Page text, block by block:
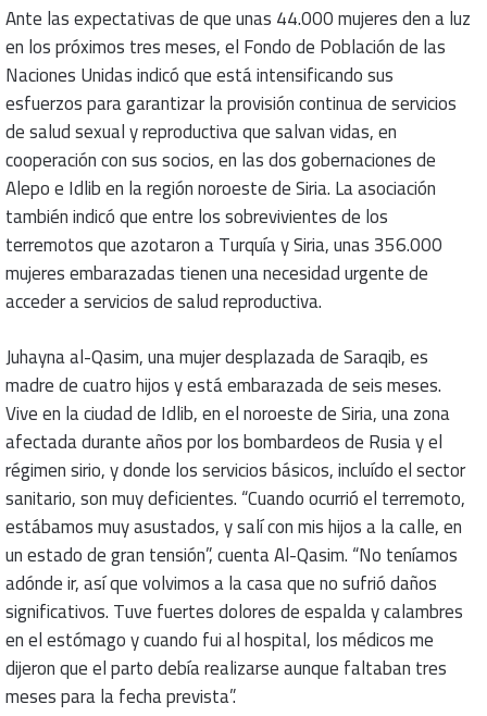
Ante las expectativas de que unas 44.000 mujeres den a luz
en los próximos tres meses, el Fondo de Población de las
Naciones Unidas indicó que está intensificando sus
esfuerzos para garantizar la provisión continua de servicios
de salud sexual y reproductiva que salvan vidas, en
cooperación con sus socios, en las dos gobernaciones de
Alepo e Idlib en la región noroeste de Siria. La asociación
también indicó que entre los sobrevivientes de los
terremotos que azotaron a Turquía y Siria, unas 356.000
mujeres embarazadas tienen una necesidad urgente de
acceder a servicios de salud reproductiva.
Juhayna al-Qasim, una mujer desplazada de Saraqib, es
madre de cuatro hijos y está embarazada de seis meses.
Vive en la ciudad de Idlib, en el noroeste de Siria, una zona
afectada durante años por los bombardeos de Rusia y el
régimen sirio, y donde los servicios básicos, incluído el sector
sanitario, son muy deficientes. “Cuando ocurrió el terremoto,
estábamos muy asustados, y salí con mis hijos a la calle, en
un estado de gran tensión”, cuenta Al-Qasim. “No teníamos
adónde ir, así que volvimos a la casa que no sufrió daños
significativos. Tuve fuertes dolores de espalda y calambres
en el estómago y cuando fui al hospital, los médicos me
dijeron que el parto debía realizarse aunque faltaban tres
meses para la fecha prevista”.